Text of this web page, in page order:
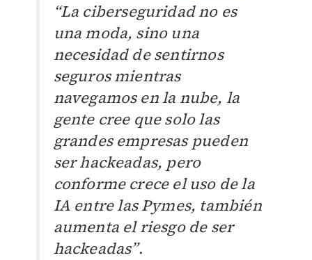
“La ciberseguridad no es
una moda, sino una
necesidad de sentirnos
seguros mientras
navegamos en la nube, la
gente cree que solo las
grandes empresas pueden
ser hackeadas, pero
conforme crece el uso de la
IA entre las Pymes, también
aumenta el riesgo de ser
hackeadas”.